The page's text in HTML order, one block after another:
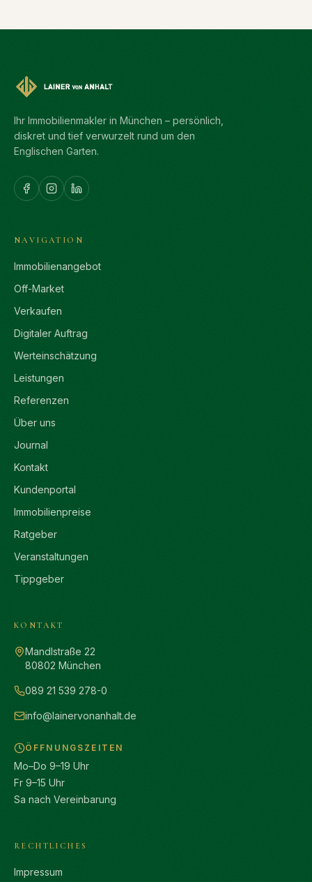
Ihr Immobilienmakler in München – persönlich,
diskret und tief verwurzelt rund um den
Englischen Garten.
NAVIGATION
Immobilienangebot
Off-Market
Verkaufen
Digitaler Auftrag
Werteinschätzung
Leistungen
Referenzen
Über uns
Journal
Kontakt
Kundenportal
Immobilienpreise
Ratgeber
Veranstaltungen
Tippgeber
KONTAKT
Mandlstraße 22
80802 München
089 21 539 278-0
info@lainervonanhalt.de
ÖFFNUNGSZEITEN
Mo–Do 9–19 Uhr
Fr 9–15 Uhr
Sa nach Vereinbarung
RECHTLICHES
Impressum